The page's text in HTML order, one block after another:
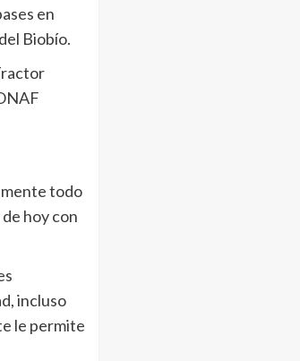
en
Biobío.
todo
hoy con
incluso
le permite